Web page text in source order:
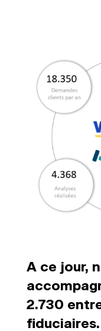
A ce jour,
2.730
fiduciaires.